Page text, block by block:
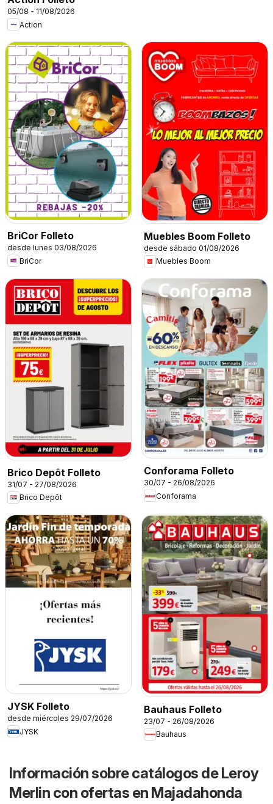
05/08 - 11/08/2026
Action
BriCor Folleto
desde lunes 03/08/2026
BriCor
Muebles Boom Folleto
desde sábado 01/08/2026
Muebles Boom
Brico Depôt Folleto
31/07 - 27/08/2026
Brico Depôt
Conforama Folleto
30/07 - 26/08/2026
Conforama
JYSK Folleto
desde miércoles 29/07/2026
JYSK
Bauhaus Folleto
23/07 - 26/08/2026
Bauhaus
Información sobre catálogos de Leroy
Merlin con ofertas en Majadahonda